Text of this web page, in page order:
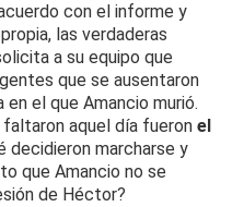
con el informe y
las verdaderas
a su equipo que
que se ausentaron
el que Amancio murió.
aquel día fueron el
decidieron marcharse y
que Amancio no se
de Héctor?